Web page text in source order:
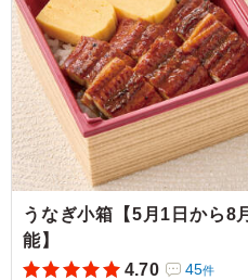
東京都江東区東雲2026/07/22
うなぎ小箱【5月1日から8
能】
4.70
45件